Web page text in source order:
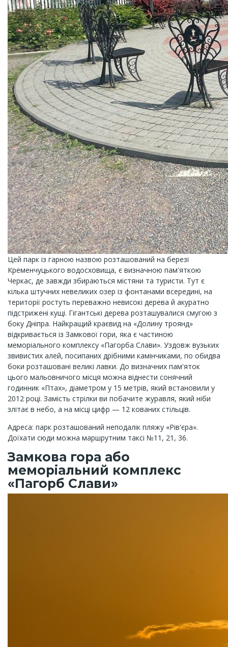
Цей парк із гарною назвою розташований на березі
Кременчуцького водосховища, є визначною пам'яткою
Черкас, де завжди збираються містяни та туристи. Тут є
кілька штучних невеликих озер із фонтанами всередині, на
території ростуть переважно невисокі дерева й акуратно
підстрижені кущі. Гігантські дерева розташувалися смугою з
боку Дніпра. Найкращий краєвид на «Долину троянд»
відкривається із Замкової гори, яка є частиною
меморіального комплексу «Пагорба Слави». Уздовж вузьких
звивистих алей, посипаних дрібними камінчиками, по обидва
боки розташовані великі лавки. До визначних пам'яток
цього мальовничого місця можна віднести сонячний
годинник «Птах», діаметром у 15 метрів, який встановили у
2012 році. Замість стрілки ви побачите журавля, який ніби
злітає в небо, а на місці цифр — 12 кованих стільців.
Адреса: парк розташований неподалік пляжу «Рів'єра».
Доїхати сюди можна маршрутним таксі №11, 21, 36.
Замкова гора або
меморіальний комплекс
«Пагорб Слави»